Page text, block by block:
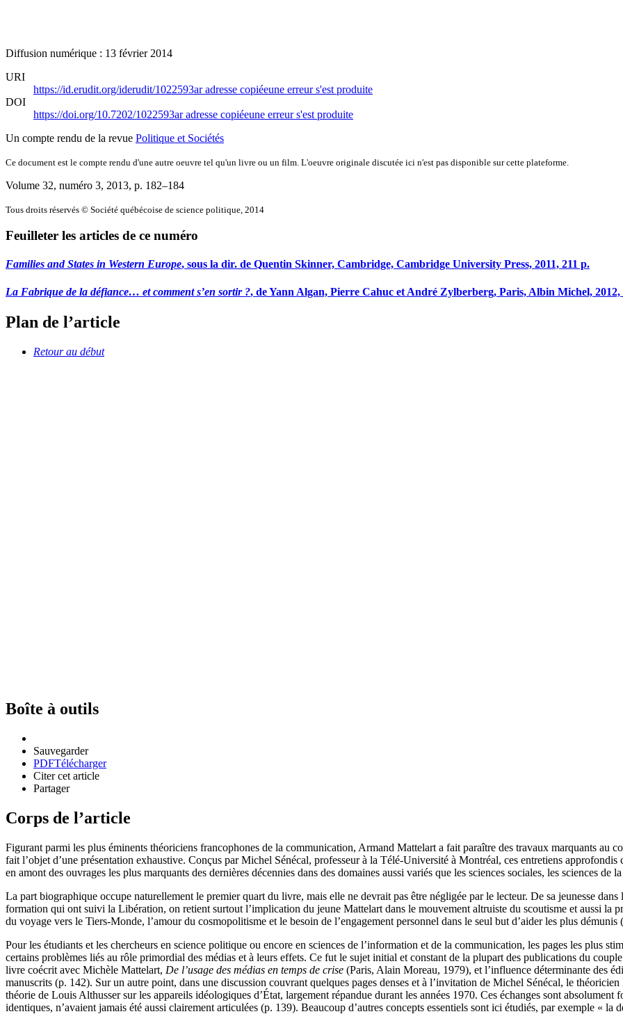
Diffusion numérique : 13 février 2014
URI
https://id.erudit.org/iderudit/1022593aradresse copiéeune erreur s'est produite
DOI
https://doi.org/10.7202/1022593aradresse copiéeune erreur s'est produite
Un compte rendu de la revue Politique et Sociétés
Ce document est le compte rendu d'une autre oeuvre tel qu'un livre ou un film. L'oeuvre originale discutée ici n'est pas disponible sur cette plateforme.
Volume 32, numéro 3, 2013, p. 182–184
Tous droits réservés © Société québécoise de science politique, 2014
Feuilleter les articles de ce numéro
Families and States in Western Europe, sous la dir. de Quentin Skinner, Cambridge, Cambridge University Press, 2011, 211 p.
La Fabrique de la défiance… et comment s’en sortir ?, de Yann Algan, Pierre Cahuc et André Zylberberg, Paris, Albin Michel, 2012,
Plan de l’article
Retour au début
Boîte à outils
Sauvegarder
PDFTélécharger
Citer cet article
Partager
Corps de l’article
Figurant parmi les plus éminents théoriciens francophones de la communication, Armand Mattelart a fait paraître des travaux marquants au
fait l’objet d’une présentation exhaustive. Conçus par Michel Sénécal, professeur à la Télé-Université à Montréal, ces entretiens
en amont des ouvrages les plus marquants des dernières décennies dans des domaines aussi variés que les sciences sociales, les sciences
La part biographique occupe naturellement le premier quart du livre, mais elle ne devrait pas être négligée par le lecteur. De sa jeunesse
formation qui ont suivi la Libération, on retient surtout l’implication du jeune Mattelart dans le mouvement altruiste du scoutisme et aussi la
du voyage vers le Tiers-Monde, l’amour du cosmopolitisme et le besoin de l’engagement personnel dans le seul but d’aider les plus démunis
Pour les étudiants et les chercheurs en science politique ou encore en sciences de l’information et de la communication, les pages les plus
certains problèmes liés au rôle primordial des médias et à leurs effets. Ce fut le sujet initial et constant de la plupart des publications du
livre coécrit avec Michèle Mattelart, De l’usage des médias en temps de crise (Paris, Alain Moreau, 1979), et l’influence déterminante des
manuscrits (p. 142). Sur un autre point, dans une discussion couvrant quelques pages denses et à l’invitation de Michel Sénécal, le
théorie de Louis Althusser sur les appareils idéologiques d’État, largement répandue durant les années 1970. Ces échanges sont
identiques, n’avaient jamais été aussi clairement articulées (p. 139). Beaucoup d’autres concepts essentiels sont ici étudiés, par exemple «